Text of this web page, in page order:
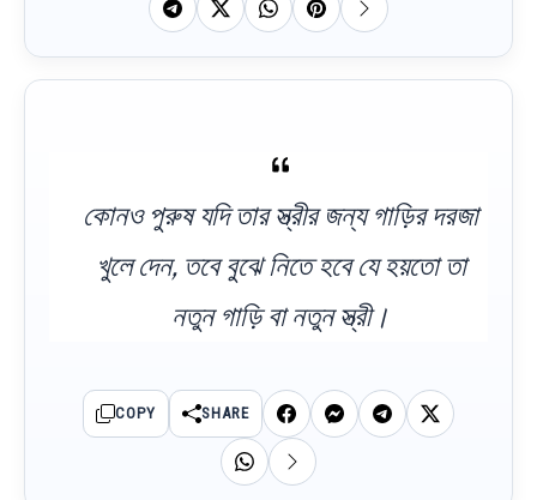
কোনও পুরুষ যদি তার স্ত্রীর জন্য গাড়ির দরজা
খুলে দেন, তবে বুঝে নিতে হবে যে হয়তো তা
নতুন গাড়ি বা নতুন স্ত্রী।
COPY SHARE